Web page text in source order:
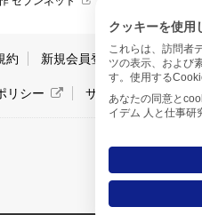
約 新規会員登録 サイトの
リシー サイトマップ
クッキーを使用
これらは、訪問者
ツの表示、および
す。使用する
あなたの同意と
イデム 人と仕事研